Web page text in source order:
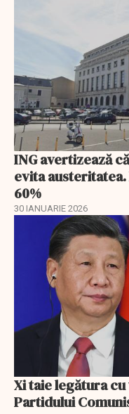
ING avertizează
evita
60%
30 IANUARIE 2026
Xi taie legătura
Partidului